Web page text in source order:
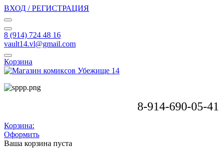
ВХОД / РЕГИСТРАЦИЯ
8 (914) 724 48 16
vault14.vl@gmail.com
Корзина
8-914-690-05-41
Корзина:
Оформить
Ваша корзина пуста